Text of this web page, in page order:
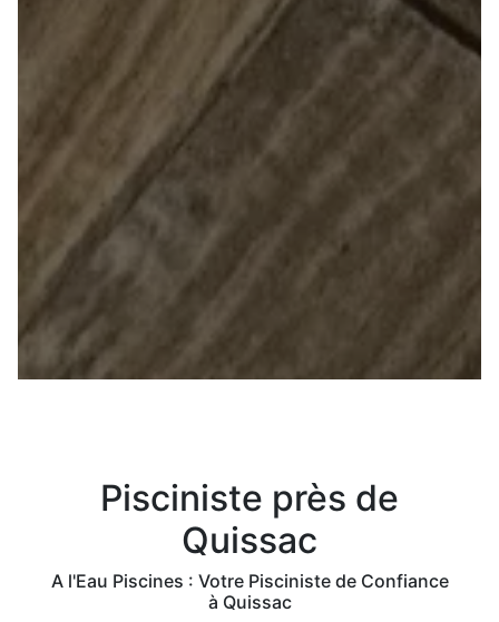
Pisciniste près de
Quissac
A l'Eau Piscines : Votre Pisciniste de Confiance
à Quissac